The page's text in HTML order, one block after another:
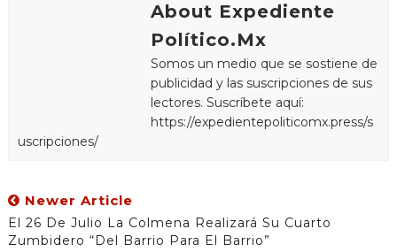
About Expediente
Político.Mx
Somos un medio que se sostiene de
publicidad y las suscripciones de sus
lectores. Suscríbete aquí:
https://expedientepoliticomx.press/s
uscripciones/
Newer Article
El 26 De Julio La Colmena Realizará Su Cuarto
Zumbidero “Del Barrio Para El Barrio”